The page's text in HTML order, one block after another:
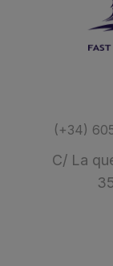
(+34)
C/ La